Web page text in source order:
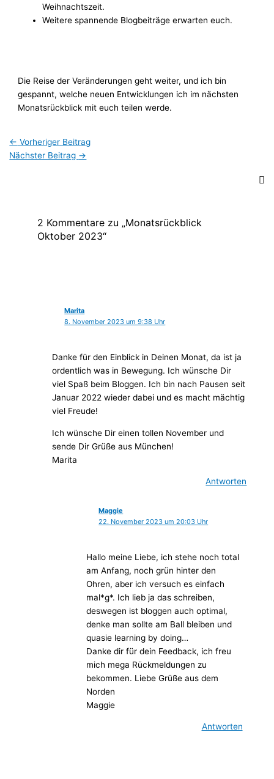
Weihnachtszeit.
Weitere spannende Blogbeiträge erwarten euch.
Die Reise der Veränderungen geht weiter, und ich bin
gespannt, welche neuen Entwicklungen ich im nächsten
Monatsrückblick mit euch teilen werde.
← Vorheriger Beitrag
Nächster Beitrag →
2 Kommentare zu „Monatsrückblick
Oktober 2023“
Marita
8. November 2023 um 9:38 Uhr
Danke für den Einblick in Deinen Monat, da ist ja
ordentlich was in Bewegung. Ich wünsche Dir
viel Spaß beim Bloggen. Ich bin nach Pausen seit
Januar 2022 wieder dabei und es macht mächtig
viel Freude!
Ich wünsche Dir einen tollen November und
sende Dir Grüße aus München!
Marita
Antworten
Maggie
22. November 2023 um 20:03 Uhr
Hallo meine Liebe, ich stehe noch total
am Anfang, noch grün hinter den
Ohren, aber ich versuch es einfach
mal*g*. Ich lieb ja das schreiben,
deswegen ist bloggen auch optimal,
denke man sollte am Ball bleiben und
quasie learning by doing…
Danke dir für dein Feedback, ich freu
mich mega Rückmeldungen zu
bekommen. Liebe Grüße aus dem
Norden
Maggie
Antworten